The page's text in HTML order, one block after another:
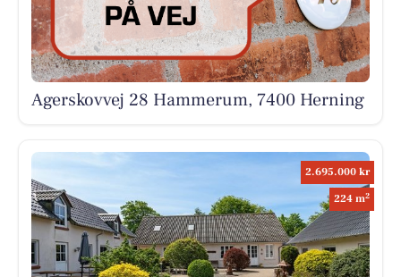
Agerskovvej 28 Hammerum, 7400 Herning
2.695.000 kr
224 m2